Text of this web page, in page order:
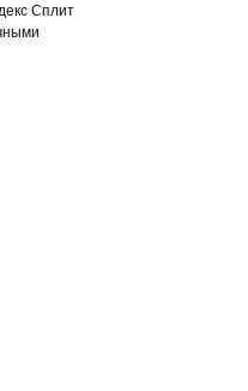
Сплит